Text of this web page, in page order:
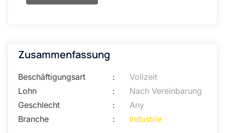
Zusammenfassung
Beschäftigungsart :
Vollzeit
Lohn
:
Nach Vereinbarung
Geschlecht
:
Any
Branche
:
Industrie